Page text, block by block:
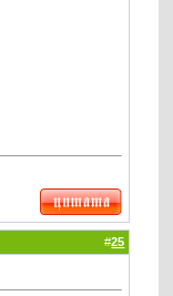
#25